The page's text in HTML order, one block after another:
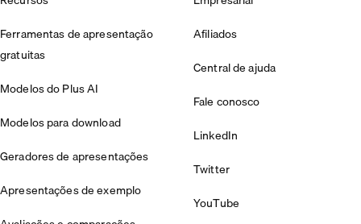
Ferramentas de apresentação
gratuitas
Modelos do Plus AI
Modelos para download
Geradores de apresentações
Apresentações de exemplo
Afiliados
Central de ajuda
Fale conosco
LinkedIn
Twitter
YouTube